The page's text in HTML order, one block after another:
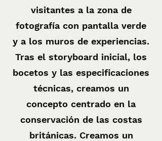
visitantes a la zona de
fotografía con pantalla verde
y a los muros de experiencias.
Tras el storyboard inicial, los
bocetos y las especificaciones
técnicas, creamos un
concepto centrado en la
conservación de las costas
británicas. Creamos un